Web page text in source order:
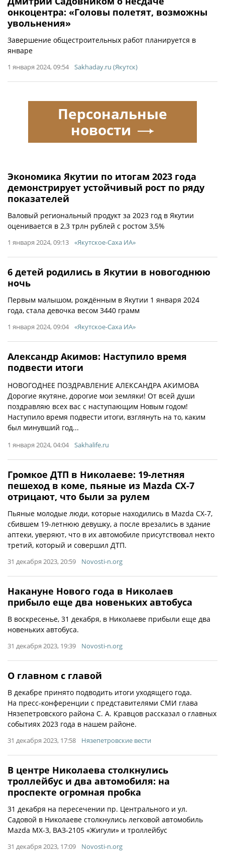
онкоцентра: «Головы полетят, возможны
увольнения»
Завершение общестроительных работ планируется в
январе
1 января 2024, 09:54 Sakhaday.ru (Якутск)
Экономика Якутии по итогам 2023 года
демонстрирует устойчивый рост по ряду
показателей
Валовый региональный продукт за 2023 год в Якутии
оценивается в 2,3 трлн рублей с ростом 3,5%
1 января 2024, 09:13 «Якутское-Саха ИА»
6 детей родились в Якутии в новогоднюю
ночь
Первым малышом, рождённым в Якутии 1 января 2024
года, стала девочка весом 3440 грамм
1 января 2024, 09:04 «Якутское-Саха ИА»
Александр Акимов: Наступило время
подвести итоги
НОВОГОДНЕЕ ПОЗДРАВЛЕНИЕ АЛЕКСАНДРА АКИМОВА
Дорогие якутяне, дорогие мои земляки! От всей души
поздравляю всех вас с наступающим Новым годом!
Наступило время подвести итоги, взглянуть на то, каким
был минувший год...
1 января 2024, 04:04 Sakhalife.ru
Громкое ДТП в Николаеве: 19-летняя
пешеход в коме, пьяные из Mazda CX-7
отрицают, что были за рулем
Пьяные молодые люди, которые находились в Mazda CX-7,
сбившем 19-летнюю девушку, а после врезались в здание
аптеки, уверяют, что в их автомобиле присутствовал некто
третий, который и совершил ДТП.
31 декабря 2023, 20:59 Novosti-n.org
Накануне Нового года в Николаев
прибыло еще два новеньких автобуса
В воскресенье, 31 декабря, в Николаеве прибыли еще два
новеньких автобуса.
31 декабря 2023, 19:39 Novosti-n.org
О главном с главой
В декабре принято подводить итоги уходящего года.
На пресс-конференции с представителями СМИ глава
Нязепетровского района С. А. Кравцов рассказал о главных
событиях 2023 года в нашем районе.
31 декабря 2023, 17:58 Нязепетровские вести
В центре Николаева столкнулись
троллейбус и два автомобиля: на
проспекте огромная пробка
31 декабря на пересечении пр. Центрального и ул.
Садовой в Николаеве столкнулись легковой автомобиль
Mazda MX-3, ВАЗ-2105 «Жигули» и троллейбус
31 декабря 2023, 17:09 Novosti-n.org
Персональные
новости